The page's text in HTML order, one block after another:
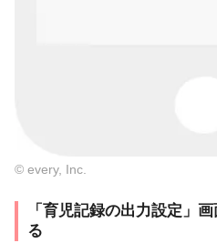
© every, Inc.
「育児記録の出力設定」
る